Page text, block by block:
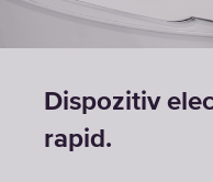
Dispozitiv
rapid.